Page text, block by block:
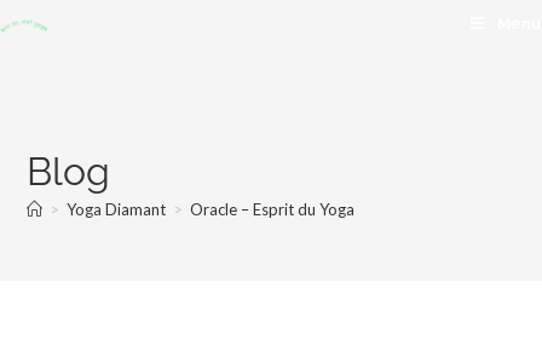
Blog
> Yoga Diamant > Oracle – Esprit du Yoga